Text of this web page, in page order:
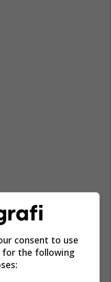
consent to use
for the following